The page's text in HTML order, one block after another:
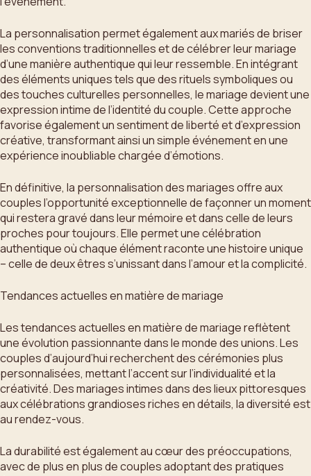
La personnalisation permet également aux mariés de briser
les conventions traditionnelles et de célébrer leur mariage
d’une manière authentique qui leur ressemble. En intégrant
des éléments uniques tels que des rituels symboliques ou
des touches culturelles personnelles, le mariage devient une
expression intime de l’identité du couple. Cette approche
favorise également un sentiment de liberté et d’expression
créative, transformant ainsi un simple événement en une
expérience inoubliable chargée d’émotions.
En définitive, la personnalisation des mariages offre aux
couples l’opportunité exceptionnelle de façonner un moment
qui restera gravé dans leur mémoire et dans celle de leurs
proches pour toujours. Elle permet une célébration
authentique où chaque élément raconte une histoire unique
– celle de deux êtres s’unissant dans l’amour et la complicité.
Tendances actuelles en matière de mariage
Les tendances actuelles en matière de mariage reflètent
une évolution passionnante dans le monde des unions. Les
couples d’aujourd’hui recherchent des cérémonies plus
personnalisées, mettant l’accent sur l’individualité et la
créativité. Des mariages intimes dans des lieux pittoresques
aux célébrations grandioses riches en détails, la diversité est
au rendez-vous.
La durabilité est également au cœur des préoccupations,
avec de plus en plus de couples adoptant des pratiques